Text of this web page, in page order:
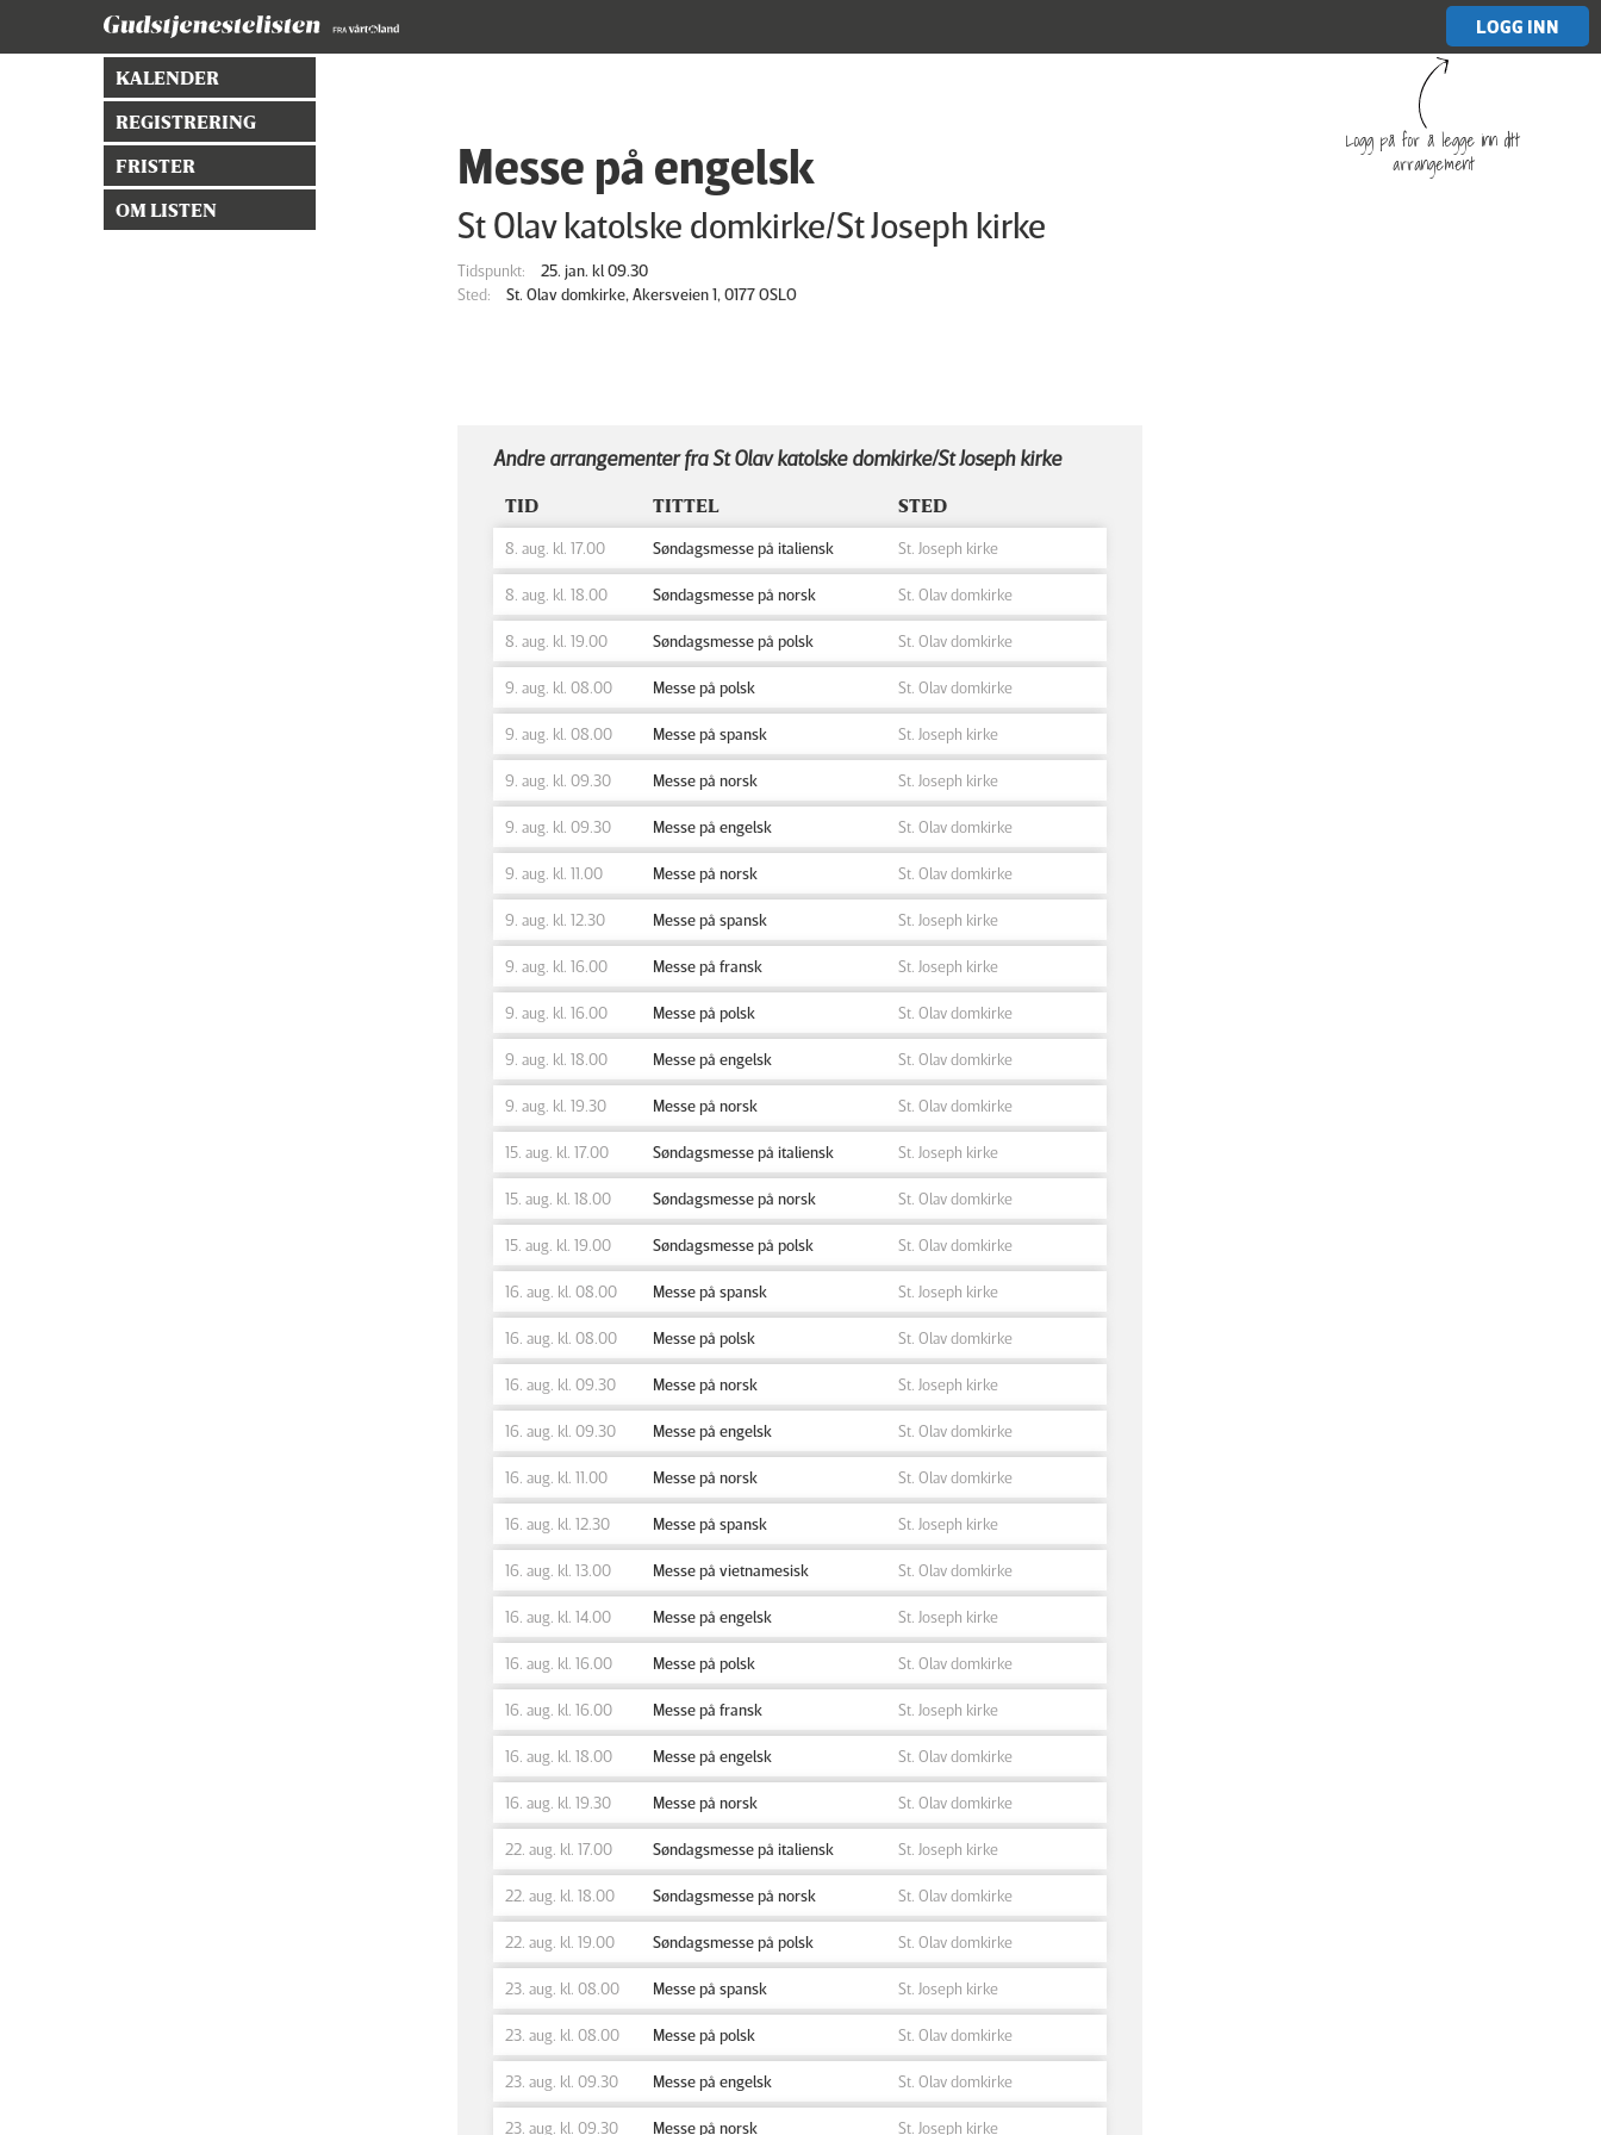
LOGG INN
Logg på for å legge inn ditt
arrangement
KALENDER
REGISTRERING
FRISTER
OM LISTEN
Messe på engelsk
St Olav katolske domkirke/St Joseph kirke
Tidspunkt:
25. jan. kl 09.30
Sted:
St. Olav domkirke, Akersveien 1, 0177 OSLO
Andre arrangementer fra St Olav katolske domkirke/St Joseph kirke
TID TITTEL STED
8. aug. kl. 17.00 Søndagsmesse på italiensk St. Joseph kirke
8. aug. kl. 18.00 Søndagsmesse på norsk St. Olav domkirke
8. aug. kl. 19.00 Søndagsmesse på polsk St. Olav domkirke
9. aug. kl. 08.00 Messe på polsk St. Olav domkirke
9. aug. kl. 08.00 Messe på spansk St. Joseph kirke
9. aug. kl. 09.30 Messe på norsk St. Joseph kirke
9. aug. kl. 09.30 Messe på engelsk St. Olav domkirke
9. aug. kl. 11.00 Messe på norsk St. Olav domkirke
9. aug. kl. 12.30 Messe på spansk St. Joseph kirke
9. aug. kl. 16.00 Messe på fransk St. Joseph kirke
9. aug. kl. 16.00 Messe på polsk St. Olav domkirke
9. aug. kl. 18.00 Messe på engelsk St. Olav domkirke
9. aug. kl. 19.30 Messe på norsk St. Olav domkirke
15. aug. kl. 17.00 Søndagsmesse på italiensk St. Joseph kirke
15. aug. kl. 18.00 Søndagsmesse på norsk St. Olav domkirke
15. aug. kl. 19.00 Søndagsmesse på polsk St. Olav domkirke
16. aug. kl. 08.00 Messe på spansk St. Joseph kirke
16. aug. kl. 08.00 Messe på polsk St. Olav domkirke
16. aug. kl. 09.30 Messe på norsk St. Joseph kirke
16. aug. kl. 09.30 Messe på engelsk St. Olav domkirke
16. aug. kl. 11.00 Messe på norsk St. Olav domkirke
16. aug. kl. 12.30 Messe på spansk St. Joseph kirke
16. aug. kl. 13.00 Messe på vietnamesisk St. Olav domkirke
16. aug. kl. 14.00 Messe på engelsk St. Joseph kirke
16. aug. kl. 16.00 Messe på polsk St. Olav domkirke
16. aug. kl. 16.00 Messe på fransk St. Joseph kirke
16. aug. kl. 18.00 Messe på engelsk St. Olav domkirke
16. aug. kl. 19.30 Messe på norsk St. Olav domkirke
22. aug. kl. 17.00 Søndagsmesse på italiensk St. Joseph kirke
22. aug. kl. 18.00 Søndagsmesse på norsk St. Olav domkirke
22. aug. kl. 19.00 Søndagsmesse på polsk St. Olav domkirke
23. aug. kl. 08.00 Messe på spansk St. Joseph kirke
23. aug. kl. 08.00 Messe på polsk St. Olav domkirke
23. aug. kl. 09.30 Messe på engelsk St. Olav domkirke
23. aug. kl. 09.30 Messe på norsk St. Joseph kirke